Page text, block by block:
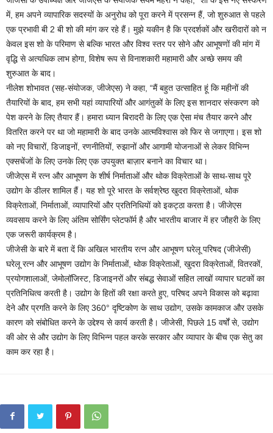
में, हम अपने व्यापारिक सदस्यों के अनुरोध को पूरा करने में प्रसन्न हैं, जो शुरुआत से पहले
एक प्रभावी बी 2 बी शो की मांग कर रहे हैं। मुझे यकीन है कि प्रदर्शकों और खरीदारों को न
केवल इस शो के परिमाण से बल्कि भारत और विश्व स्तर पर सोने और आभूषणों की मांग में
वृद्धि से अत्यधिक लाभ होगा, विशेष रूप से विनाशकारी महामारी और अच्छे समय की
शुरुआत के बाद।
नीलेश शोभावत (सह-संयोजक, जीजेएस) ने कहा, “मैं बहुत उत्साहित हूं कि महीनों की
तैयारियों के बाद, हम सभी यहां व्यापारियों और आगंतुकों के लिए इस शानदार संस्करण को
पेश करने के लिए तैयार हैं। हमारा ध्यान बिरादरी के लिए एक ऐसा मंच तैयार करने और
वितरित करने पर था जो महामारी के बाद उनके आत्मविश्वास को फिर से जगाएगा। इस शो
को नए विचारों, डिजाइनों, रणनीतियों, रुझानों और आगामी योजनाओं से लेकर विभिन्न
एक्सचेंजों के लिए उनके लिए एक उपयुक्त बाज़ार बनाने का विचार था।
जीजेएस में रत्न और आभूषण के शीर्ष निर्माताओं और थोक विक्रेताओं के साथ-साथ पूरे
उद्योग के डीलर शामिल हैं। यह शो पूरे भारत के सर्वश्रेष्ठ खुदरा विक्रेताओं, थोक
विक्रेताओं, निर्माताओं, व्यापारियों और प्रतिनिधियों को इकट्ठा करता है। जीजेएस
व्यवसाय करने के लिए अंतिम सोर्सिंग प्लेटफॉर्म है और भारतीय बाजार में हर जौहरी के लिए
एक जरूरी कार्यक्रम है।
जीजेसी के बारे में बता दें कि अखिल भारतीय रत्न और आभूषण घरेलू परिषद (जीजेसी)
घरेलू रत्न और आभूषण उद्योग के निर्माताओं, थोक विक्रेताओं, खुदरा विक्रेताओं, वितरकों,
प्रयोगशालाओं, जेमोलॉजिस्ट, डिजाइनरों और संबद्ध सेवाओं सहित लाखों व्यापार घटकों का
प्रतिनिधित्व करती है। उद्योग के हितों की रक्षा करते हुए, परिषद अपने विकास को बढ़ावा
देने और प्रगति करने के लिए 360° दृष्टिकोण के साथ उद्योग, उसके कामकाज और उसके
कारण को संबोधित करने के उद्देश्य से कार्य करती है। जीजेसी, पिछले 15 वर्षों से, उद्योग
की ओर से और उद्योग के लिए विभिन्न पहल करके सरकार और व्यापार के बीच एक सेतु का
काम कर रहा है।